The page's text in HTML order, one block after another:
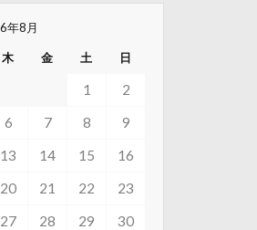
年8月
木 金 土 日
1
2
6 7 8
9
13 14 15
16
20 21 22
23
27 28 29
30